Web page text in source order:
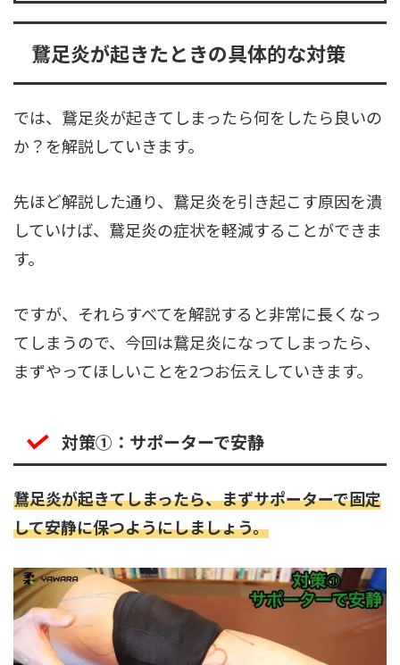
鵞足炎が起きたときの具体的な対策
では、鵞足炎が起きてしまったら何をしたら良いの
か？を解説していきます。
先ほど解説した通り、鵞足炎を引き起こす原因を潰
していけば、鵞足炎の症状を軽減することができま
す。
ですが、それらすべてを解説すると非常に長くなっ
てしまうので、今回は鵞足炎になってしまったら、
まずやってほしいことを2つお伝えしていきます。
対策➀：サポーターで安静
鵞足炎が起きてしまったら、まずサポーターで固定
して安静に保つようにしましょう。